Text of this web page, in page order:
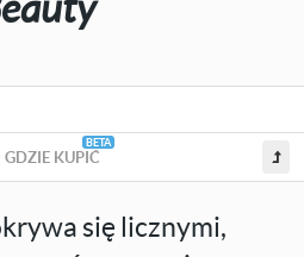
GDZIE KUPIĆ
się licznymi,